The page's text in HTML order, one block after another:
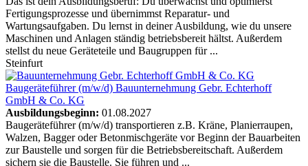
Fertigungsprozesse und übernimmst Reparatur- und
Wartungsaufgaben. Du lernst in deiner Ausbildung, wie du unsere
Maschinen und Anlagen ständig betriebsbereit hältst. Außerdem
stellst du neue Geräteteile und Baugruppen für ...
Steinfurt
Baugeräteführer (m/w/d) Bauunternehmung Gebr. Echterhoff
GmbH & Co. KG
Ausbildungsbeginn: 01.08.2027
Baugeräteführer (m/w/d) transportieren z.B. Kräne, Planierraupen,
Walzen, Bagger oder Betonmischgeräte vor Beginn der Bauarbeiten
zur Baustelle und sorgen für die Betriebsbereitschaft. Außerdem
sichern sie die Baustelle. Sie führen und ...